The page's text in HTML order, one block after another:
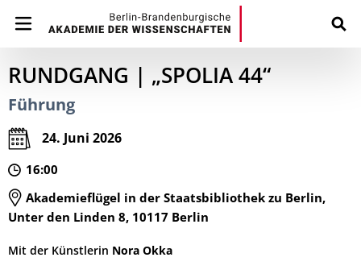
RUNDGANG | „SPOLIA 44“
Führung
24. Juni 2026
16:00
Akademieflügel in der Staatsbibliothek zu Berlin,
Unter den Linden 8, 10117 Berlin
Mit der Künstlerin Nora Okka